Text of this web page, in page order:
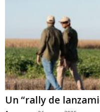
Un “rally de